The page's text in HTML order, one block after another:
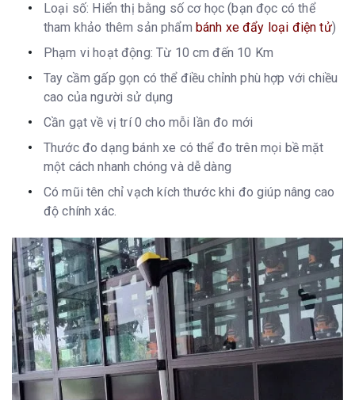
Loại số: Hiển thị bằng số cơ học (bạn đọc có thể
tham khảo thêm sản phẩm bánh xe đẩy loại điện tử)
Phạm vi hoạt động: Từ 10 cm đến 10 Km
Tay cầm gấp gọn có thể điều chỉnh phù hợp với chiều
cao của người sử dụng
Cần gạt về vị trí 0 cho mỗi lần đo mới
Thước đo dạng bánh xe có thể đo trên mọi bề mặt
một cách nhanh chóng và dễ dàng
Có mũi tên chỉ vạch kích thước khi đo giúp nâng cao
độ chính xác.